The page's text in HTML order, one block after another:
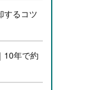
するコツ
10年で約